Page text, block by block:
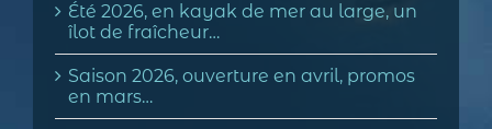
Été 2026, en kayak de mer au large, un
îlot de fraîcheur…
Saison 2026, ouverture en avril, promos
en mars…